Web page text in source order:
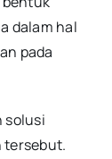
dalam hal
pada
solusi
tersebut.